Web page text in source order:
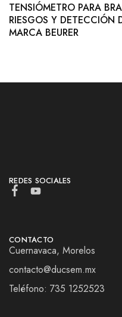
TENSIÓMETRO PARA
RIESGOS Y DETECCIÓN
MARCA BEURER
REDES SOCIALES
CONTACTO
Cuernavaca, Morelos
contacto@ducsem.mx
Teléfono: 735 1252523